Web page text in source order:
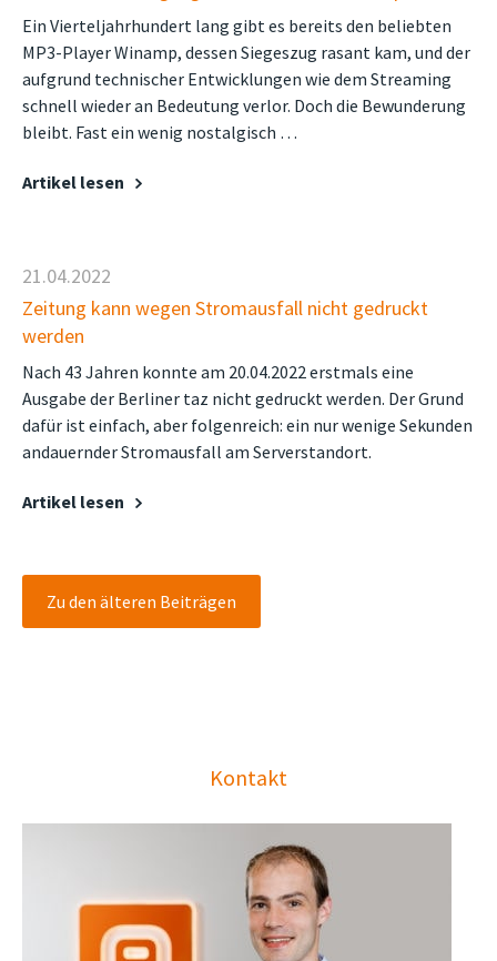
Ein Vierteljahrhundert lang gibt es bereits den beliebten
MP3-Player Winamp, dessen Siegeszug rasant kam, und der
aufgrund technischer Entwicklungen wie dem Streaming
schnell wieder an Bedeutung verlor. Doch die Bewunderung
bleibt. Fast ein wenig nostalgisch …
Artikel lesen
21.04.2022
Zeitung kann wegen Stromausfall nicht gedruckt
werden
Nach 43 Jahren konnte am 20.04.2022 erstmals eine
Ausgabe der Berliner taz nicht gedruckt werden. Der Grund
dafür ist einfach, aber folgenreich: ein nur wenige Sekunden
andauernder Stromausfall am Serverstandort.
Artikel lesen
Zu den älteren Beiträgen
Kontakt